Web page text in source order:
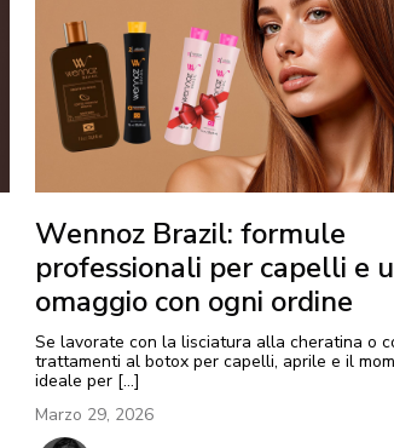
Wennoz Brazil: formule
professionali per capelli e
omaggio con ogni ordine
Se lavorate con la lisciatura alla cheratina o
trattamenti al botox per capelli, aprile e il
ideale per […]
Marzo 29, 2026